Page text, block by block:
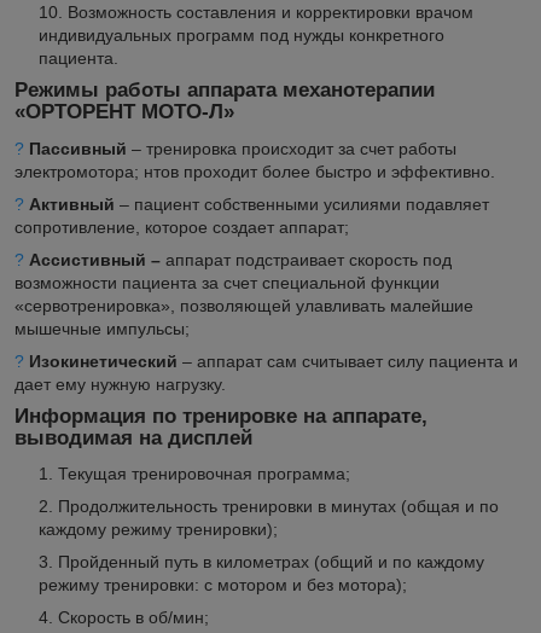
Возможность составления и корректировки врачом
индивидуальных программ под нужды конкретного
пациента.
Режимы работы аппарата механотерапии
«ОРТОРЕНТ МОТО-Л»
? Пассивный – тренировка происходит за счет работы
электромотора; нтов проходит более быстро и эффективно.
? Активный – пациент собственными усилиями подавляет
сопротивление, которое создает аппарат;
? Ассистивный – аппарат подстраивает скорость под
возможности пациента за счет специальной функции
«сервотренировка», позволяющей улавливать малейшие
мышечные импульсы;
? Изокинетический – аппарат сам считывает силу пациента и
дает ему нужную нагрузку.
Информация по тренировке на аппарате,
выводимая на дисплей
Текущая тренировочная программа;
Продолжительность тренировки в минутах (общая и по
каждому режиму тренировки);
Пройденный путь в километрах (общий и по каждому
режиму тренировки: с мотором и без мотора);
Скорость в об/мин;